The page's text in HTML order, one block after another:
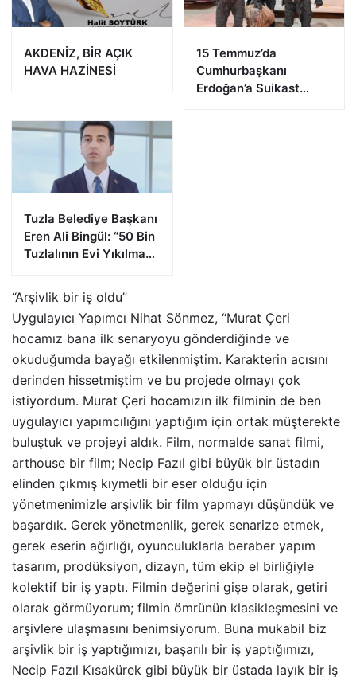
AKDENİZ, BİR AÇIK
HAVA HAZİNESİ
15 Temmuz’da
Cumhurbaşkanı
Erdoğan’a Suikast
Tuzla Belediye Başkanı
Eren Ali Bingül: “50 Bin
Tuzlalının Evi Yıkılma
“Arşivlik bir iş oldu”
Uygulayıcı Yapımcı Nihat Sönmez, “Murat Çeri
hocamız bana ilk senaryoyu gönderdiğinde ve
okuduğumda bayağı etkilenmiştim. Karakterin acısını
derinden hissetmiştim ve bu projede olmayı çok
istiyordum. Murat Çeri hocamızın ilk filminin de ben
uygulayıcı yapımcılığını yaptığım için ortak müşterekte
buluştuk ve projeyi aldık. Film, normalde sanat filmi,
arthouse bir film; Necip Fazıl gibi büyük bir üstadın
elinden çıkmış kıymetli bir eser olduğu için
yönetmenimizle arşivlik bir film yapmayı düşündük ve
başardık. Gerek yönetmenlik, gerek senarize etmek,
gerek eserin ağırlığı, oyunculuklarla beraber yapım
tasarım, prodüksiyon, dizayn, tüm ekip el birliğiyle
kolektif bir iş yaptı. Filmin değerini gişe olarak, getiri
olarak görmüyorum; filmin ömrünün klasikleşmesini ve
arşivlere ulaşmasını benimsiyorum. Buna mukabil biz
arşivlik bir iş yaptığımızı, başarılı bir iş yaptığımızı,
Necip Fazıl Kısakürek gibi büyük bir üstada layık bir iş